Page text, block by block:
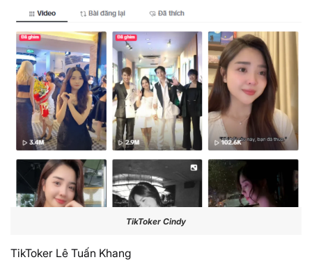
TikToker Cindy
TikToker Lê Tuấn Khang